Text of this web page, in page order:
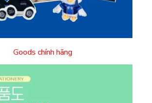
Goods chính hãng